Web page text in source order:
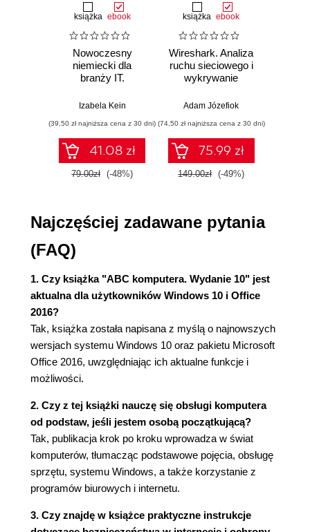
Aktywacja systemu Windows (40)
Konto użytkownika systemu Windows (41)
Pierwsze spotkanie z Windowsem (42)
3. Klawiatura, mysz i odnowione menu Start (45)
Mysz (46)
Podwójne kliknięcie (48)
Odnowione menu Start (49)
Klawiatura w systemie Windows (53)
Układ QWERTY to podstawa! (54)
Klawisze specjalne (55)
Klawisze kierunkowe i nawigacyjne (58)
Pozostałe klawisze specjalne (59)
Lewy Alt kontra prawy Alt (60)
Gesty dotyczące ekranów dotykowych (61)
4. Aplikacje kafelkowe i klasyczne programy
okienkowe (65)
Programy (aplikacje) "kafelkowe" (66)
Klasyczne programy okienkowe (68)
Zmiana rozmiaru i pozycji okna programu
Przesuwanie zawartości okna (71)
Wielozadaniowość systemu Windows (72)
Wielozadaniowość i aplikacje "kafelkowe" (73)
Skrót Alt+Tab w Windows 10 także działa!
(74)
Wirtualne pulpity, czyli jeszcze więcej miejsca
do pracy (75)
Zamykanie programu lub komputera (76)
książka ebook
Nowoczesny
niemiecki dla
branży IT.
przykłady i
Izabela Kein
(39,50 zł najniższa cena z 30 dni)
41.08 zł
79.00zł (-48%)
książka ebook
Wireshark. Analiza
ruchu sieciowego i
wykrywanie
Adam Józefiok
(74,50 zł najniższa cena z 30 dni)
75.99 zł
149.00zł (-49%)
Najczęściej zadawane pytania
(FAQ)
1. Czy książka "ABC komputera. Wydanie 10" jest
aktualna dla użytkowników Windows 10 i Office
2016?
Tak, książka została napisana z myślą o najnowszych
wersjach systemu Windows 10 oraz pakietu Microsoft
Office 2016, uwzględniając ich aktualne funkcje i
możliwości.
2. Czy z tej książki nauczę się obsługi komputera
od podstaw, jeśli jestem osobą początkującą?
Tak, publikacja krok po kroku wprowadza w świat
komputerów, tłumacząc podstawowe pojęcia, obsługę
sprzętu, systemu Windows, a także korzystanie z
programów biurowych i internetu.
3. Czy znajdę w książce praktyczne instrukcje